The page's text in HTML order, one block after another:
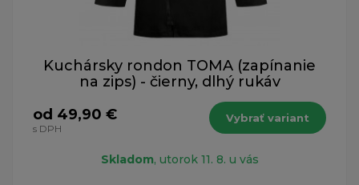
Kuchársky rondon TOMA (zapínanie
na zips) - čierny, dlhý rukáv
od 49,90 €
s DPH
Vybrať variant
Skladom, utorok 11. 8. u vás